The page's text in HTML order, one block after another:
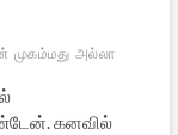
முகம்மது அல்லா
கனவில்